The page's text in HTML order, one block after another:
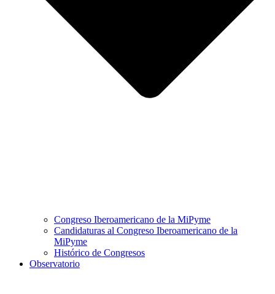
Congreso Iberoamericano de la MiPyme
Candidaturas al Congreso Iberoamericano de la
MiPyme
Histórico de Congresos
Observatorio